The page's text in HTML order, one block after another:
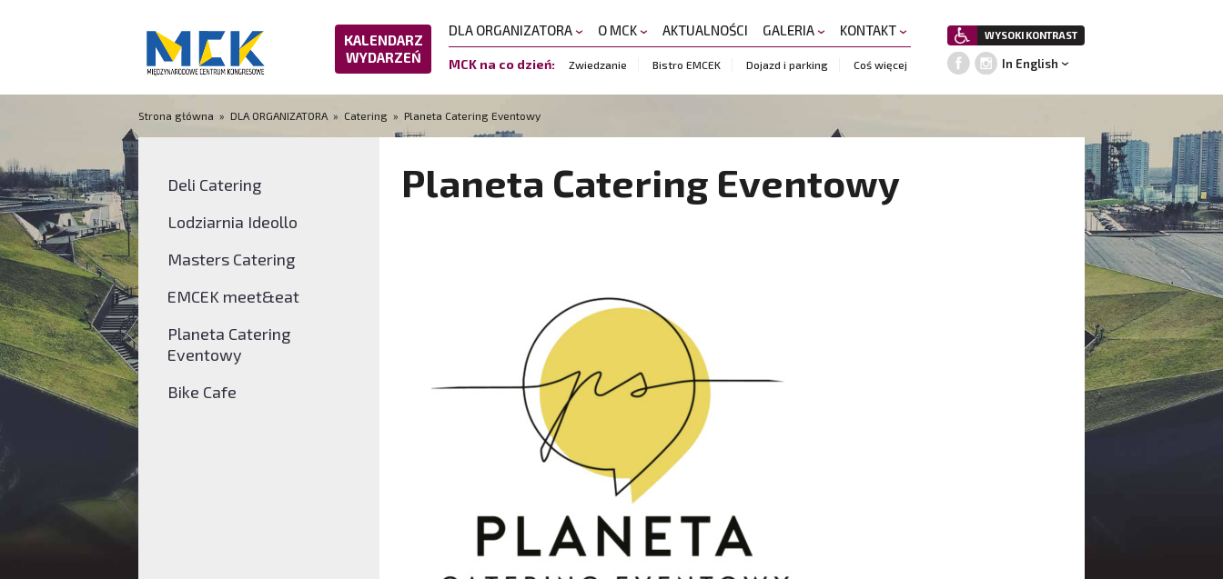
KALENDARZ
WYDARZEŃ
DLA ORGANIZATORA O MCK AKTUALNOŚCI GALERIA KONTAKT
MCK na co dzień: Zwiedzanie Bistro EMCEK Dojazd i parking Coś więcej
WYSOKI KONTRAST
In English
Strona główna » DLA ORGANIZATORA » Catering » Planeta Catering Eventowy
Deli Catering
Lodziarnia Ideollo
Masters Catering
EMCEK meet&eat
Planeta Catering
Eventowy
Bike Cafe
Planeta Catering Eventowy